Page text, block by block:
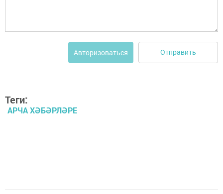
Авторизоваться Отправить
Теги:
АРЧА ХӘБӘРЛӘРЕ